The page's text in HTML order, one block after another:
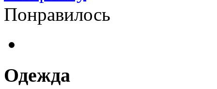
Понравилось
Одежда